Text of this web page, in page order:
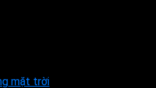
mặt trời